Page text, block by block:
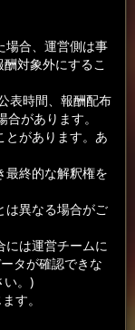
合、運営側は事
対象外にするこ
表時間、報酬配布
があります。
があります。あ
終的な解釈権を
異なる場合がご
は運営チームに
タが確認できな
い。)
す。